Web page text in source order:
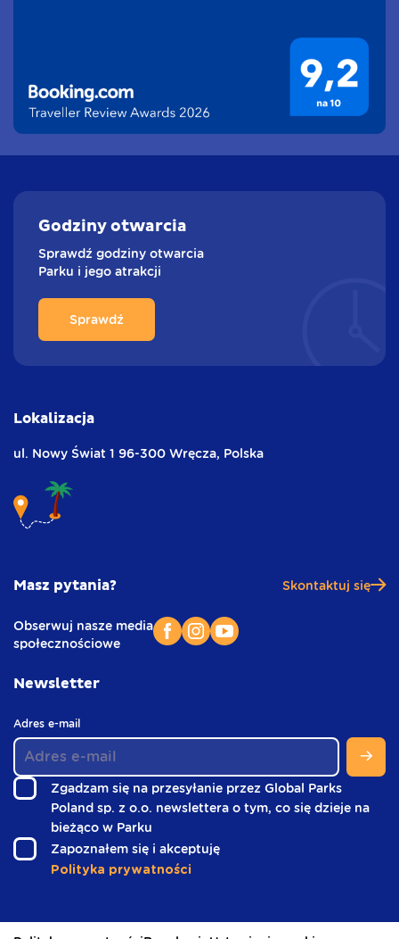
Godzinyotwarcia
Sprawdź godziny otwarcia
Parku i jego atrakcji
Sprawdź
Lokalizacja
ul. Nowy Świat 1 96-300 Wręcza, Polska
Masz pytania? Skontaktuj się
Obserwuj nasze media
społecznościowe
Newsletter
Adres e-mail(
w
s
t
o
p
c
e
)
Zgadzam się na przesyłanie przez Global Parks
Poland sp. z o.o. newslettera o tym, co się dzieje na
bieżąco w Parku
w
s
p
Polityka prywatności
Zapoznałem się i akceptuję(
o